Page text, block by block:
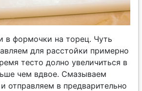
в формочки на торец. Чуть
для расстойки примерно
тесто долно увеличиться в
чем вдвое. Смазываем
отправляем в предварительно